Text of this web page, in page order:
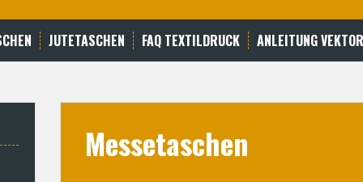
JUTETASCHEN FAQ TEXTILDRUCK ANLEITUNG
Messetaschen